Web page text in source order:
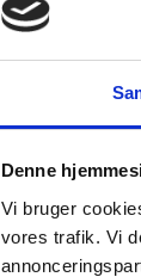
Denne
Vi bruger
vores trafik. Vi